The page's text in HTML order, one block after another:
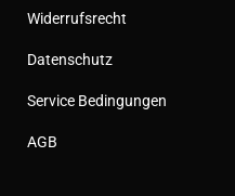
Widerrufsrecht
Datenschutz
Service Bedingungen
AGB